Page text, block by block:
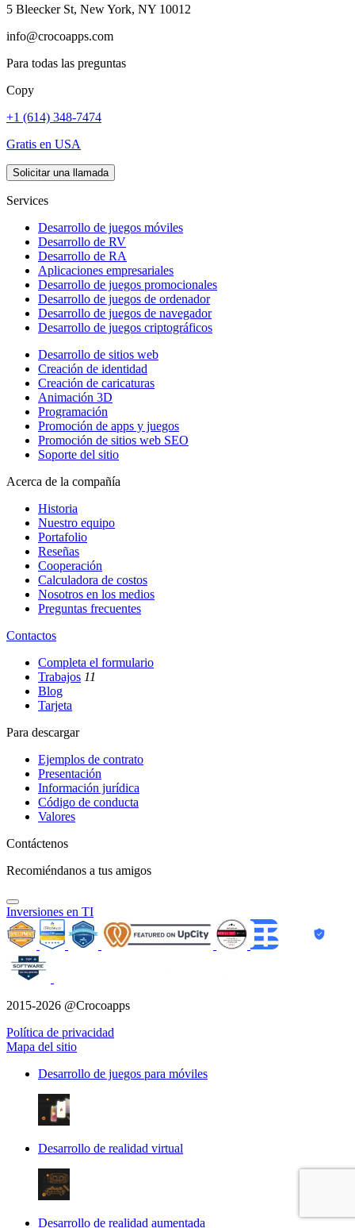
5 Bleecker St, New York, NY 10012
info@crocoapps.com
Para todas las preguntas
Copy
+1 (614) 348-7474
Gratis en USA
Solicitar una llamada
Services
Desarrollo de juegos móviles
Desarrollo de RV
Desarrollo de RA
Aplicaciones empresariales
Desarrollo de juegos promocionales
Desarrollo de juegos de ordenador
Desarrollo de juegos de navegador
Desarrollo de juegos criptográficos
Desarrollo de sitios web
Creación de identidad
Creación de caricaturas
Animación 3D
Programación
Promoción de apps y juegos
Promoción de sitios web SEO
Soporte del sitio
Acerca de la compañía
Historia
Nuestro equipo
Portafolio
Reseñas
Cooperación
Calculadora de costos
Nosotros en los medios
Preguntas frecuentes
Contactos
Completa el formulario
Trabajos 11
Blog
Tarjeta
Para descargar
Ejemplos de contrato
Presentación
Información jurídica
Código de conducta
Valores
Contáctenos
Recomiéndanos a tus amigos
Inversiones en TI
2015-2026 @Crocoapps
Política de privacidad
Mapa del sitio
Desarrollo de juegos para móviles
Desarrollo de realidad virtual
Desarrollo de realidad aumentada